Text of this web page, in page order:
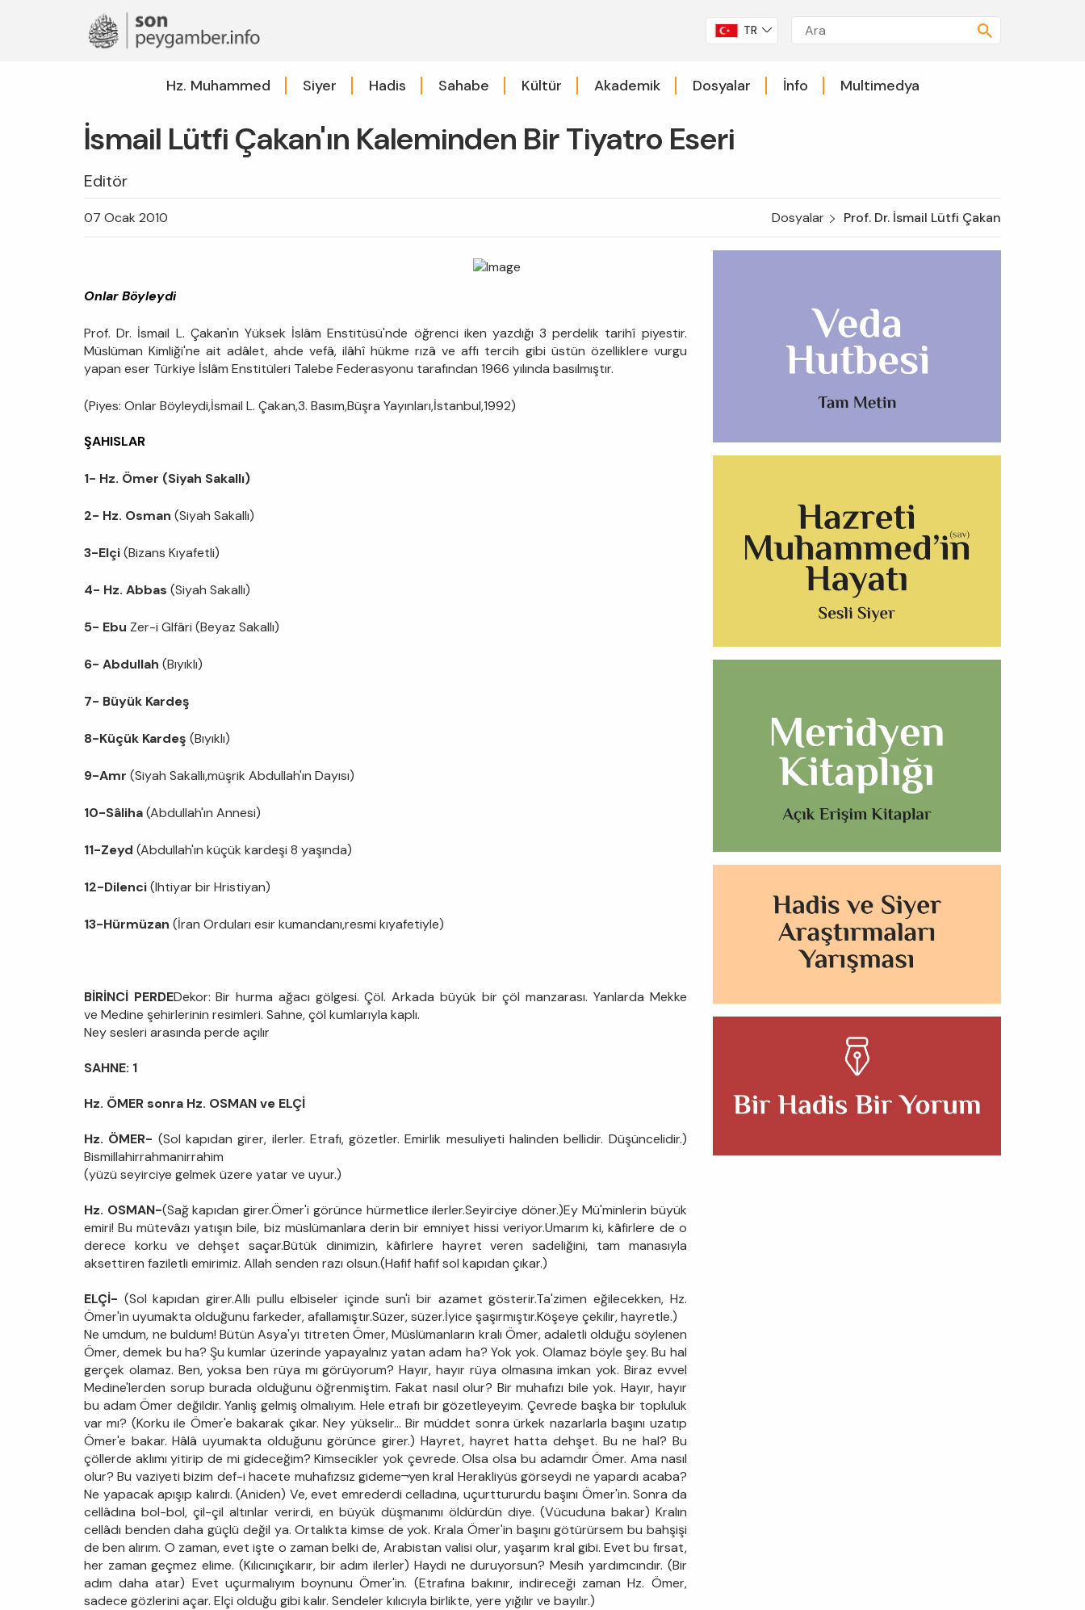
TR
Hz. Muhammed Siyer Hadis Sahabe Kültür Akademik Dosyalar İnfo Multimedya
İsmail Lütfi Çakan'ın Kaleminden Bir Tiyatro Eseri
Editör
07 Ocak 2010 Dosyalar Prof. Dr. İsmail Lütfi Çakan
Onlar Böyleydi
Prof. Dr. İsmail L. Çakan'ın Yüksek İslâm Enstitüsü'nde öğrenci iken yazdığı 3 perdelik tarihî piyestir.
Müslüman Kimliği'ne ait adâlet, ahde vefâ, ilâhî hükme rızâ ve affı tercih gibi üstün özelliklere vurgu
yapan eser Türkiye İslâm Enstitüleri Talebe Federasyonu tarafından 1966 yılında basılmıştır.
(Piyes: Onlar Böyleydi,İsmail L. Çakan,3. Basım,Büşra Yayınları,İstanbul,1992)
ŞAHISLAR
1- Hz. Ömer (Siyah Sakallı)
2- Hz. Osman (Siyah Sakallı)
3-Elçi(Bizans Kıyafetli)
4- Hz. Abbas (Siyah Sakallı)
5- Ebu Zer-i Glfâri (Beyaz Sakallı)
6- Abdullah (Bıyıklı)
7- Büyük Kardeş
8-Küçük Kardeş (Bıyıklı)
9-Amr (Siyah Sakallı,müşrik Abdullah'ın Dayısı)
10-Sâliha(Abdullah'ın Annesi)
11-Zeyd (Abdullah'ın küçük kardeşi 8 yaşında)
12-Dilenci(Ihtiyar bir Hristiyan)
13-Hürmüzan (İran Orduları esir kumandanı,resmi kıyafetiyle)
BİRİNCİ PERDEDekor: Bir hurma ağacı gölgesi. Çöl. Arkada büyük bir çöl manzarası. Yanlarda Mekke
ve Medine şehirlerinin resimleri. Sahne, çöl kumlarıyla kaplı.
Ney sesleri arasında perde açılır
SAHNE: 1
Hz. ÖMER sonra Hz. OSMAN ve ELÇİ
Hz. ÖMER- (Sol kapıdan girer, ilerler. Etrafı, gözetler. Emirlik mesuliyeti halinden bellidir. Düşüncelidir.)
Bismillahirrahmanirrahim
(yüzü seyirciye gelmek üzere yatar ve uyur.)
Hz. OSMAN-(Sağ kapıdan girer.Ömer'i görünce hürmetlice ilerler.Seyirciye döner.)Ey Mü'minlerin büyük
emiri! Bu mütevâzı yatışın bile, biz müslümanlara derin bir emniyet hissi veriyor.Umarım ki, kâfirlere de o
derece korku ve dehşet saçar.Bütük dinimizin, kâfirlere hayret veren sadeliğini, tam manasıyla
aksettiren faziletli emirimiz. Allah senden razı olsun.(Hafif hafif sol kapıdan çıkar.)
ELÇİ- (Sol kapıdan girer.Allı pullu elbiseler içinde sun'i bir azamet gösterir.Ta'zimen eğilecekken, Hz.
Ömer'in uyumakta olduğunu farkeder, afallamıştır.Süzer, süzer.İyice şaşırmıştır.Köşeye çekilir, hayretle.)
Ne umdum, ne buldum! Bütün Asya'yı titreten Ömer, Müslümanların kralı Ömer, adaletli olduğu söylenen
Ömer, demek bu ha? Şu kumlar üzerinde yapayalnız yatan adam ha? Yok yok. Olamaz böyle şey. Bu hal
gerçek olamaz. Ben, yoksa ben rüya mı görüyorum? Hayır, hayır rüya olmasına imkan yok. Biraz evvel
Medine'lerden sorup burada olduğunu öğrenmiştim. Fakat nasıl olur? Bir muhafızı bile yok. Hayır, hayır
bu adam Ömer değildir. Yanlış gelmiş olmalıyım. Hele etrafı bir gözetleyeyim. Çevrede başka bir topluluk
var mı? (Korku ile Ömer'e bakarak çıkar. Ney yükselir... Bir müddet sonra ürkek nazarlarla başını uzatıp
Ömer'e bakar. Hâlâ uyumakta olduğunu görünce girer.) Hayret, hayret hatta dehşet. Bu ne hal? Bu
çöllerde aklımı yitirip de mi gideceğim? Kimsecikler yok çevrede. Olsa olsa bu adamdır Ömer. Ama nasıl
olur? Bu vaziyeti bizim def-i hacete muhafızsız gideme¬yen kral Herakliyüs görseydi ne yapardı acaba?
Ne yapacak apışıp kalırdı. (Aniden) Ve, evet emrederdi celladına, uçurttururdu başını Ömer'in. Sonra da
cellâdına bol-bol, çil-çil altınlar verirdi, en büyük düşmanımı öldürdün diye. (Vücuduna bakar) Kralın
cellâdı benden daha güçlü değil ya. Ortalıkta kimse de yok. Krala Ömer'in başını götürürsem bu bahşişi
de ben alırım. O zaman, evet işte o zaman belki de, Arabistan valisi olur, yaşarım kral gibi. Evet bu fırsat,
her zaman geçmez elime. (Kılıcınıçıkarır, bir adım ilerler) Haydi ne duruyorsun? Mesih yardımcındır. (Bir
adım daha atar) Evet uçurmalıyım boynunu Ömer'in. (Etrafına bakınır, indireceği zaman Hz. Ömer,
sadece gözlerini açar. Elçi olduğu gibi kalır. Sendeler kılıcıyla birlikte, yere yığılır ve bayılır.)